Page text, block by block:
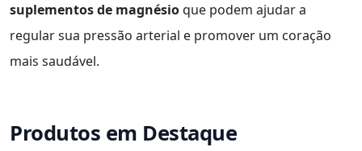
suplementos de magnésioque podem ajudar a
regular sua pressão arterial e promover um coração
mais saudável.
Produtos em Destaque